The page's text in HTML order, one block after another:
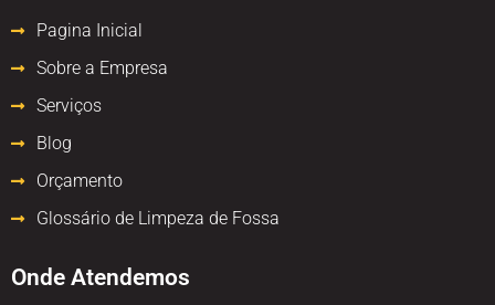
Pagina Inicial
Sobre a Empresa
Serviços
Blog
Orçamento
Glossário de Limpeza de Fossa
Onde Atendemos